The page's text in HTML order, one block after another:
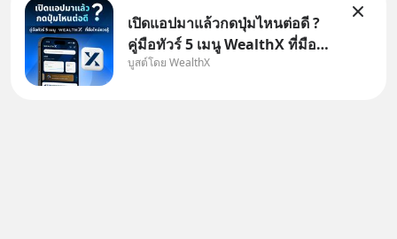
เปิดแอปมาแล้วกดปุ่มไหนต่อดี ?
คู่มือทัวร์ 5 เมนู WealthX ที่มือ
ใหม่ควรรู้ สำหรับใครที่เพิ่งโหลด
บูสต์โดย WealthX